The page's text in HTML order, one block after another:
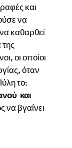
και
να
καθαρθεί
οι οποίοι
όταν
το:
και
να βγαίνει